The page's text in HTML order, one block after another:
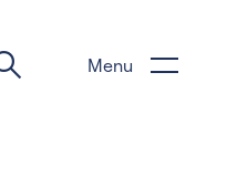
Menu